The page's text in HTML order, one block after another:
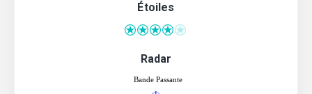
Étoiles
Radar